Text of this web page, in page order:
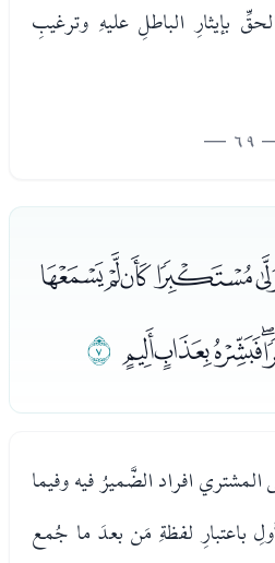
بإيثارِ الباطلِ عليهِ وترغيبِ
—
ﮕ
افراد الضَّميرُ فيه وفيما
باعتبارِ لفظةِ مَن بعدَ ما جُمع